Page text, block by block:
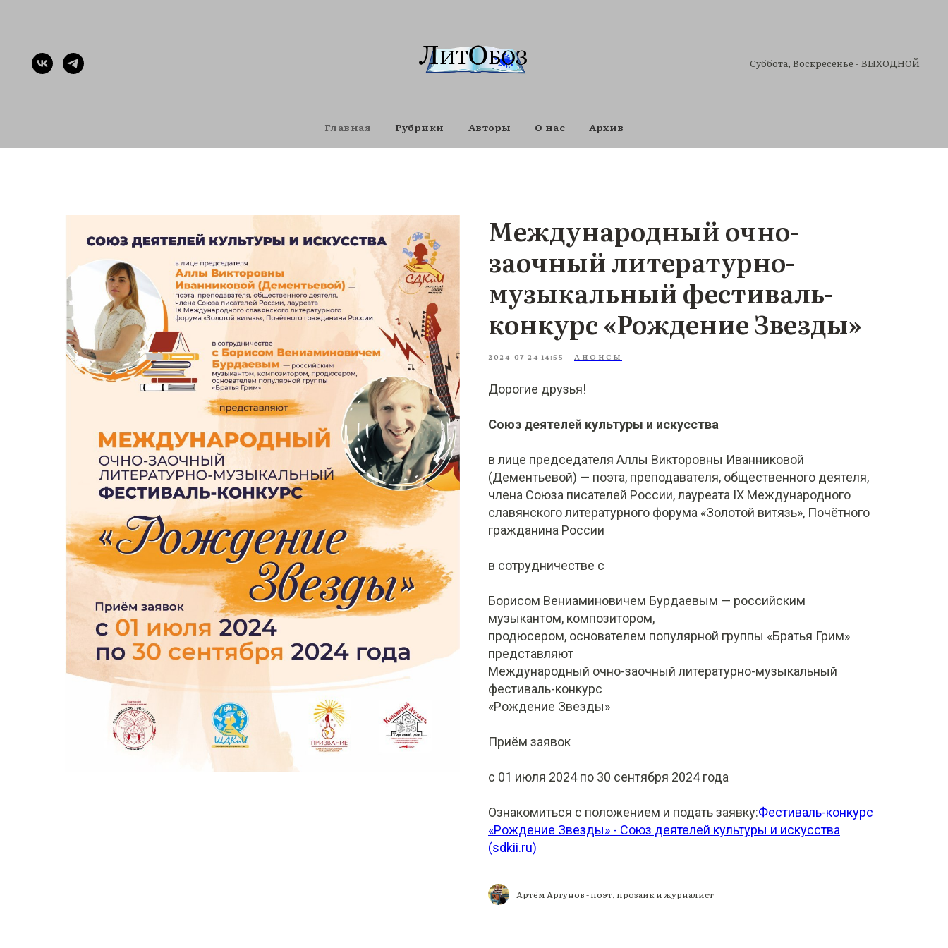
Cуббота, Воскресенье - ВЫХОДНОЙ
Главная Рубрики Авторы О нас Архив
Международный очно-
заочный литературно-
музыкальный фестиваль-
конкурс «Рождение Звезды»
2024-07-24 14:55 АНОНСЫ
Дорогие друзья!
Союз деятелей культуры и искусства
в лице председателя Аллы Викторовны Иванниковой
(Дементьевой) — поэта, преподавателя, общественного деятеля,
члена Союза писателей России, лауреата IX Международного
славянского литературного форума «Золотой витязь», Почётного
гражданина России
в сотрудничестве с
Борисом Вениаминовичем Бурдаевым — российским
музыкантом, композитором,
продюсером, основателем популярной группы «Братья Грим»
представляют
Международный очно-заочный литературно-музыкальный
фестиваль-конкурс
«Рождение Звезды»
Приём заявок
с 01 июля 2024 по 30 сентября 2024 года
Ознакомиться с положением и подать заявку:Фестиваль-конкурс
«Рождение Звезды» - Союз деятелей культуры и искусства
(sdkii.ru)
Артём Аргунов - поэт, прозаик и журналист